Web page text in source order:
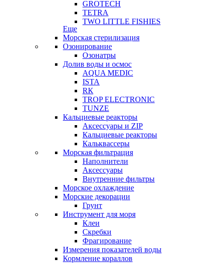
GROTECH
TETRA
TWO LITTLE FISHIES
Еще
Морская стерилизация
Озонирование
Озонатры
Долив воды и осмос
AQUA MEDIC
ISTA
RК
TROP ELECTRONIC
TUNZE
Кальциевые реакторы
Аксессуары и ZIP
Кальциевые реакторы
Кальквассеры
Морская фильтрация
Наполнители
Аксессуары
Внутренние фильтры
Морское охлаждение
Морские декорации
Грунт
Инструмент для моря
Клеи
Скребки
Фрагирование
Измерения показателей воды
Кормление кораллов